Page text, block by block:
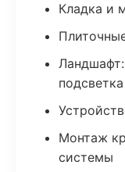
Кладка и
подсветка
Монтаж
системы